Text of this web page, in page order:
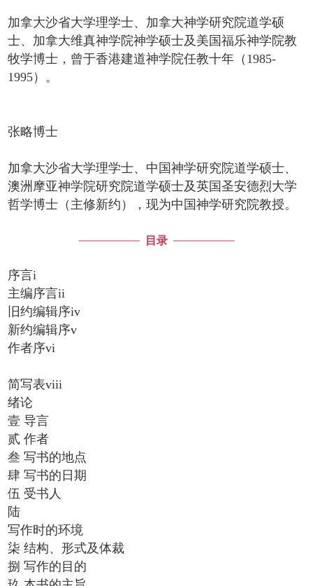
加拿大沙省大学理学士、加拿大神学研究院道学硕
士、加拿大维真神学院神学硕士及美国福乐神学院教
牧学博士，曾于香港建道神学院任教十年（1985-
1995）。
张略博士
加拿大沙省大学理学士、中国神学研究院道学硕士、
澳洲摩亚神学院研究院道学硕士及英国圣安德烈大学
哲学博士（主修新约），现为中国神学研究院教授。
目录
序言i
主编序言ii
旧约编辑序iv
新约编辑序v
作者序vi
简写表viii
绪论
壹 导言
贰 作者
叁 写书的地点
肆 写书的日期
伍 受书人
陆
写作时的环境
柒 结构、形式及体裁
捌 写作的目的